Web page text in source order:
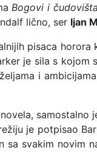
Bogovi i čudovišta
lično, ser Ijan
pisaca horora
je sila s kojom
i
samostalno
je potpisao
svakim novim